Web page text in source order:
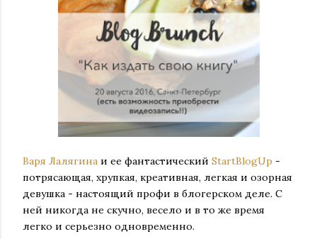
Варя Лалягина и ее фантастический StartBlogUp -
потрясающая, хрупкая, креативная, легкая и озорная
девушка - настоящий профи в блогерском деле. С
ней никогда не скучно, весело и в то же время
легко и серьезно одновременно.